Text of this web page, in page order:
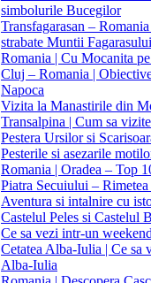
simbolurile Bucegilor
Transfagarasan –
strabate Muntii Fagarasului
Romania | Cu Mocanita
Cluj – Romania |
Napoca
Vizita la Manastirile din
Transalpina | Cum sa
Pestera Ursilor si
Pesterile si asezarile
Romania | Oradea – Top
Piatra Secuiului –
Aventura si intalnire cu
Castelul Peles si Castelul
Ce sa vezi intr-un
Cetatea Alba-Iulia | Ce sa
Alba-Iulia